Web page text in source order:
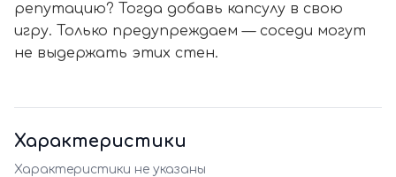
репутацию? Тогда добавь капсулу в свою
игру. Только предупреждаем — соседи могут
не выдержать этих стен.
Характеристики
Характеристики не указаны